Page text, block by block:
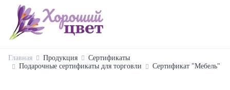
Главная Продукция
Сертификаты
Подарочные сертификаты для торговли
Сертификат "Мебель"